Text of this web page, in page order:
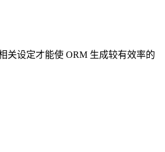
关设定才能使 ORM 生成较有效率的